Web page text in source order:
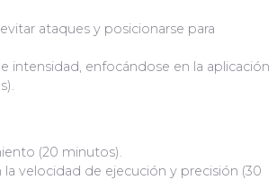
ataques y posicionarse para
intensidad, enfocándose en la aplicación
(20 minutos).
la velocidad de ejecución y precisión (30